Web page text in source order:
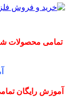
تمامی محصولات
آموزش رایگان